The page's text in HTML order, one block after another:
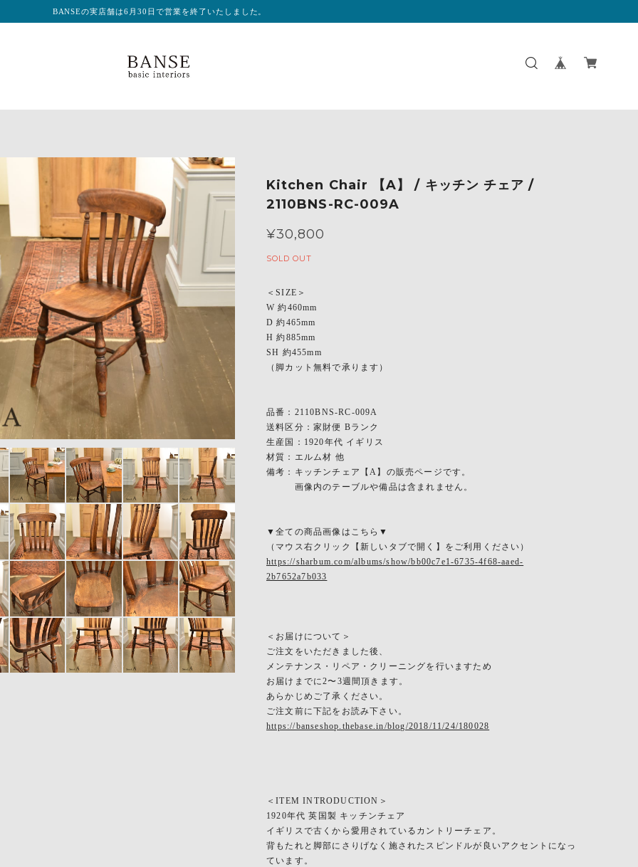
BANSEの実店舗は6月30日で営業を終了いたしました。
Kitchen Chair 【A】 / キッチン チェア /
2110BNS-RC-009A
¥30,800
SOLD OUT
＜SIZE＞
W 約460mm
D 約465mm
H 約885mm
SH 約455mm
（脚カット無料で承ります）
品番：2110BNS-RC-009A
送料区分：家財便 Bランク
生産国：1920年代 イギリス
材質：エルム材 他
備考：キッチンチェア【A】の販売ページです。
画像内のテーブルや備品は含まれません。
▼全ての商品画像はこちら▼
（マウス右クリック【新しいタブで開く】をご利用ください）
https://sharbum.com/albums/show/bb00c7e1-6735-4f68-aaed-
2b7652a7b033
＜お届けについて＞
ご注文をいただきました後、
メンテナンス・リペア・クリーニングを行いますため
お届けまでに2〜3週間頂きます。
あらかじめご了承ください。
ご注文前に下記をお読み下さい。
https://banseshop.thebase.in/blog/2018/11/24/180028
＜ITEM INTRODUCTION＞
1920年代 英国製 キッチンチェア
イギリスで古くから愛用されているカントリーチェア。
背もたれと脚部にさりげなく施されたスピンドルが良いアクセントになっ
ています。